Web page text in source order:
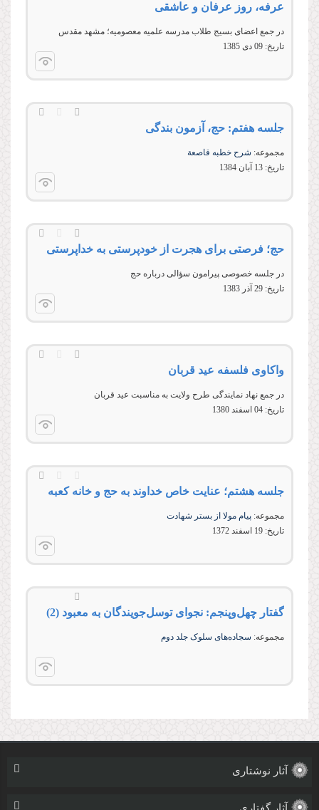
عرفه، روز عرفان و عاشقی
در جمع اعضای بسيج طلاب مدرسه علميه معصوميه؛ مشهد مقدس
تاریخ: 09 دى 1385
جلسه هفتم: حج، آزمون بندگى
مجموعه: شرح خطبه قاصعة
تاریخ: 13 آبان 1384
حج؛ فرصتی برای هجرت از خودپرستی به خداپرستی
در جلسه خصوصی پیرامون سؤالی درباره حج
تاریخ: 29 آذر 1383
واکاوی فلسفه عید قربان
در جمع نهاد نمایندگی طرح ولایت به مناسبت عید قربان
تاریخ: 04 اسفند 1380
جلسه هشتم؛ عنایت خاص خداوند به حج و خانه کعبه
مجموعه: پیام مولا از بستر شهادت
تاریخ: 19 اسفند 1372
گفتار چهل‌وپنجم: نجوای توسل‌جویندگان به معبود (2)
مجموعه: سجاده‌های سلوک جلد دوم
آثار نوشتاری
آثار گفتاری